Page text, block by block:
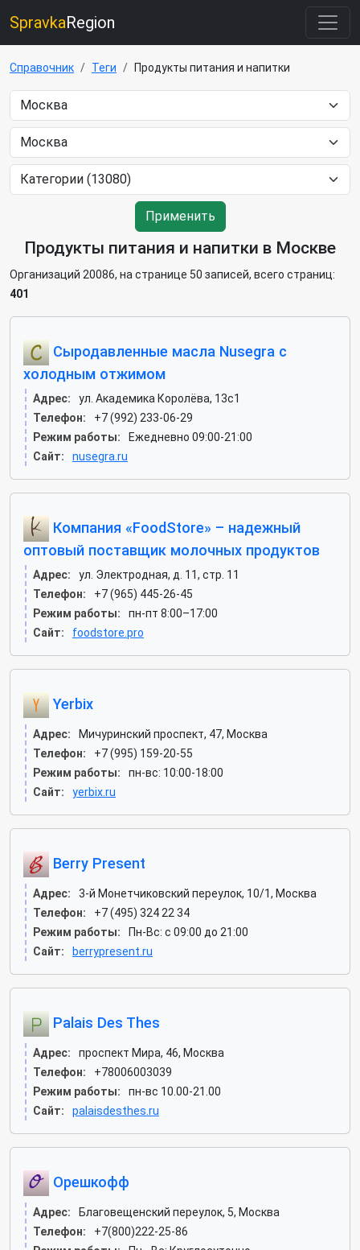
SpravkaRegion
Справочник Теги Продукты питания и напитки
Применить
Продукты питания и напитки в Москве
Организаций 20086, на странице 50 записей, всего страниц:
401
Cыродавленные масла Nusegra с
холодным отжимом
Адрес:
ул. Академика Королёва, 13с1
Телефон:
+7 (992) 233-06-29
Режим работы:
Ежедневно 09:00-21:00
Сайт:
nusegra.ru
Компания «FoodStore» – надежный
оптовый поставщик молочных продуктов
Адрес:
ул. Электродная, д. 11, стр. 11
Телефон:
+7 (965) 445-26-45
Режим работы:
пн-пт 8:00–17:00
Сайт:
foodstore.pro
Yerbix
Адрес:
Мичуринский проспект, 47, Москва
Телефон:
+7 (995) 159-20-55
Режим работы:
пн-вс: 10:00-18:00
Сайт:
yerbix.ru
Berry Present
Адрес:
3-й Монетчиковский переулок, 10/1, Москва
Телефон:
+7 (495) 324 22 34
Режим работы:
Пн-Вс: с 09:00 до 21:00
Сайт:
berrypresent.ru
Palais Des Thes
Адрес:
проспект Мира, 46, Москва
Телефон:
+78006003039
Режим работы:
пн-вс 10.00-21.00
Сайт:
palaisdesthes.ru
Орешкофф
Адрес:
Благовещенский переулок, 5, Москва
Телефон:
+7(800)222-25-86